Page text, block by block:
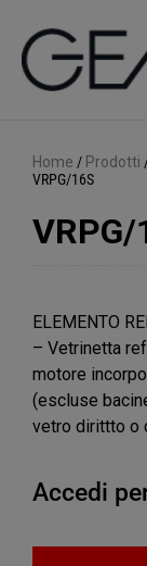
Home / Prodotti
VRPG/16S
VRPG/
ELEMENTO
– Vetrinetta
motore
(escluse
vetro dirittto o
Accedi